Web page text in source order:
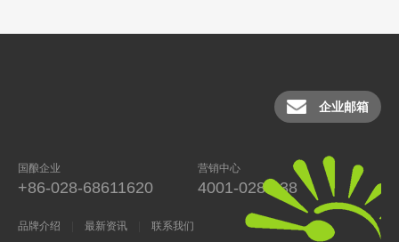
国酿企业
+86-028-68611620
营销中心
4001-028-038
企业邮箱
品牌介绍 最新资讯
联系我们